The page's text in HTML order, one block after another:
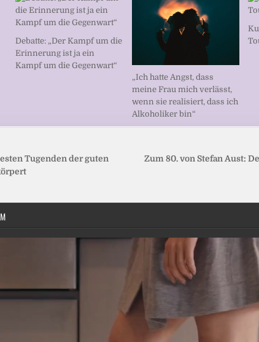
Debatte: „Der Kampf um die
Erinnerung ist ja ein
Kampf um die Gegenwart“
„Ich hatte Angst, dass
meine Frau mich verlässt,
wenn sie realisiert, dass ich
Alkoholiker bin“
Zum 80. von Stefan Aust:
Tugenden der guten